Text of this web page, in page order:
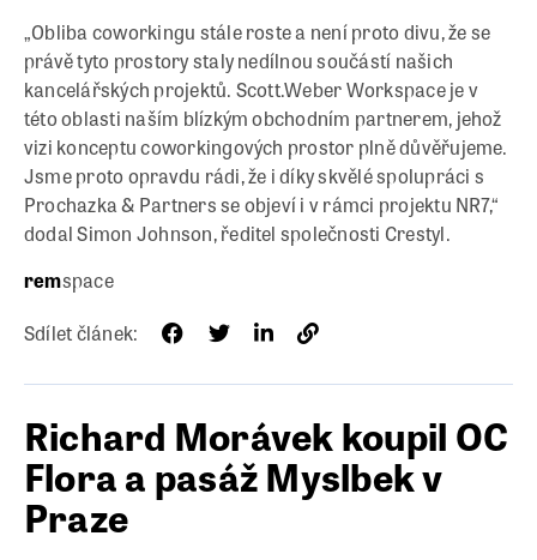
„Obliba coworkingu stále roste a není proto divu, že se
právě tyto prostory staly nedílnou součástí našich
kancelářských projektů. Scott.Weber Workspace je v
této oblasti naším blízkým obchodním partnerem, jehož
vizi konceptu coworkingových prostor plně důvěřujeme.
Jsme proto opravdu rádi, že i díky skvělé spolupráci s
Prochazka & Partners se objeví i v rámci projektu NR7,“
dodal Simon Johnson, ředitel společnosti Crestyl.
remspace
Sdílet článek:
Richard Morávek koupil OC
Flora a pasáž Myslbek v
Praze